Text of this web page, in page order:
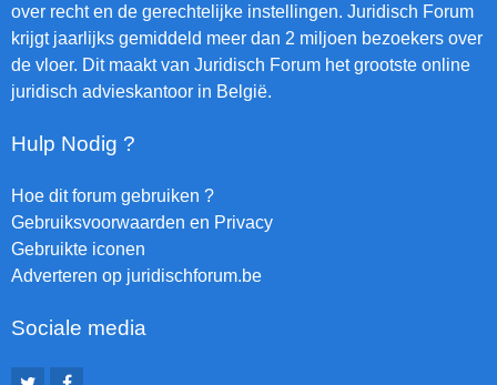
over recht en de gerechtelijke instellingen. Juridisch Forum
krijgt jaarlijks gemiddeld meer dan 2 miljoen bezoekers over
de vloer. Dit maakt van Juridisch Forum het grootste online
juridisch advieskantoor in België.
Hulp Nodig ?
Hoe dit forum gebruiken ?
Gebruiksvoorwaarden en Privacy
Gebruikte iconen
Adverteren op juridischforum.be
Sociale media